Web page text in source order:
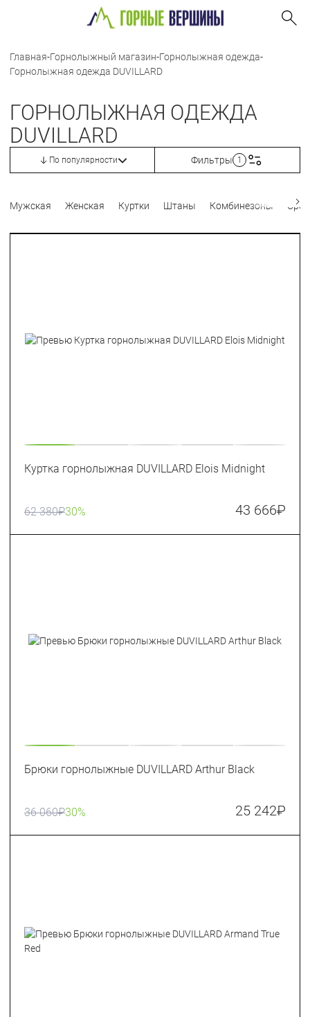
Главная-Горнолыжный магазин-Горнолыжная одежда-
Горнолыжная одежда DUVILLARD
ГОРНОЛЫЖНАЯ ОДЕЖДА
DUVILLARD
По популярности Фильтры 1
Мужская Женская Куртки Штаны Комбинезоны
Куртка горнолыжная DUVILLARD Elois Midnight
62 380₽30% 43 666₽
Брюки горнолыжные DUVILLARD Arthur Black
36 060₽30% 25 242₽